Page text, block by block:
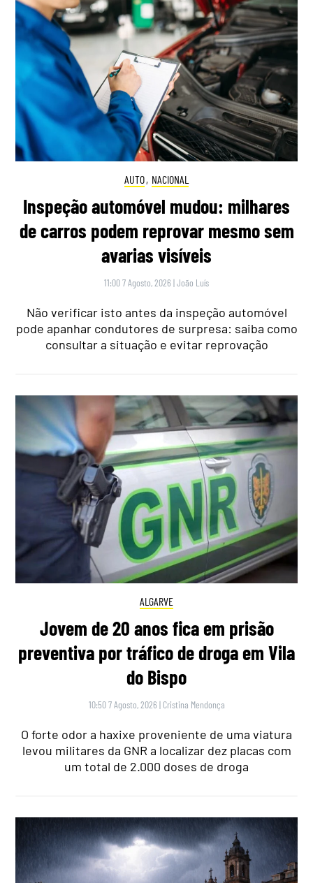
AUTO, NACIONAL
Inspeção automóvel mudou: milhares
de carros podem reprovar mesmo sem
avarias visíveis
11:00 7 Agosto, 2026 |João Luís
Não verificar isto antes da inspeção automóvel
pode apanhar condutores de surpresa: saiba como
consultar a situação e evitar reprovação
ALGARVE
Jovem de 20 anos fica em prisão
preventiva por tráfico de droga em Vila
do Bispo
10:50 7 Agosto, 2026 | Cristina Mendonça
O forte odor a haxixe proveniente de uma viatura
levou militares da GNR a localizar dez placas com
um total de 2.000 doses de droga